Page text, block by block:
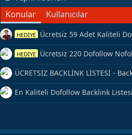
Konular
Kullanıcılar
HEDİYE Ücretsiz 59 Adet Kaliteli
Backlink Kaynağı Veriyorum.
HEDİYE Ücretsiz 220 Dofollow
Veriyorum
ÜCRETSİZ BACKLİNK LİSTESİ -
Hemen Yetiş!
En Kaliteli Dofollow Backlink Listesi